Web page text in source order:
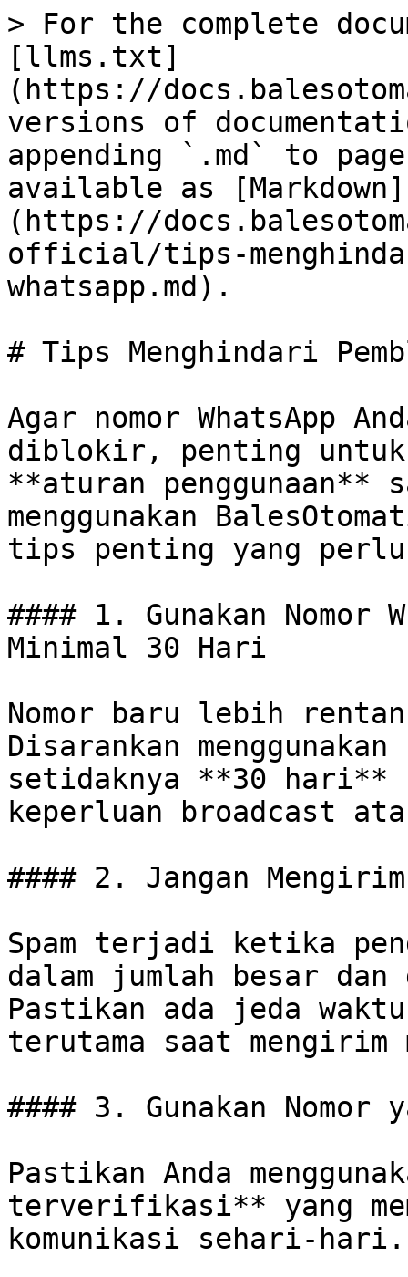
> For the complete
[llms.txt]
(https://
versions of
appending `.md` to
available as [Markdown]
(https://
official/tips-
whatsapp.md).
# Tips Menghindari
Agar nomor WhatsApp
diblokir, penting untuk
**aturan penggunaan**
menggunakan
tips penting yang
#### 1. Gunakan Nomor
Minimal 30 Hari
Nomor baru lebih
Disarankan
setidaknya **30 hari**
keperluan broadcast
#### 2. Jangan
Spam terjadi ketika
dalam jumlah besar
Pastikan ada jeda
terutama saat mengirim
#### 3. Gunakan
Pastikan Anda
terverifikasi** yang
komunikasi sehari-hari.